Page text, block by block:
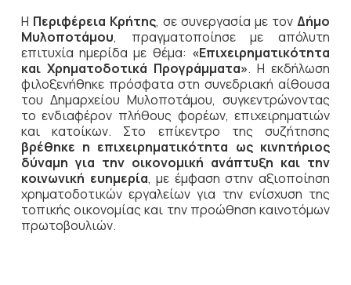
Η Περιφέρεια Κρήτης, σε συνεργασία με τονΔήμο
Μυλοποτάμου, πραγματοποίησε με απόλυτη
επιτυχία ημερίδα με θέμα: «Επιχειρηματικότητα
και Χρηματοδοτικά Προγράμματα». Η εκδήλωση
φιλοξενήθηκε πρόσφατα στη συνεδριακή αίθουσα
του Δημαρχείου Μυλοποτάμου, συγκεντρώνοντας
το ενδιαφέρον πλήθους φορέων, επιχειρηματιών
και κατοίκων. Στο επίκεντρο της συζήτησης
βρέθηκε η επιχειρηματικότητα ως κινητήριος
δύναμη για την οικονομική ανάπτυξη και την
κοινωνική ευημερία, με έμφαση στην αξιοποίηση
χρηματοδοτικών εργαλείων για την ενίσχυση της
τοπικής οικονομίας και την προώθηση καινοτόμων
πρωτοβουλιών.